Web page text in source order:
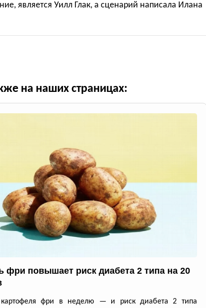
является Уилл Глак, а сценарий написала Илана
на наших страницах:
фри повышает риск диабета 2 типа на 20
фри в неделю — и риск диабета 2 типа